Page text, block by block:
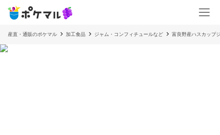
産直・通販のポケマル 加工食品 ジャム・コンフィチュールなど 富良野産ハスカップ